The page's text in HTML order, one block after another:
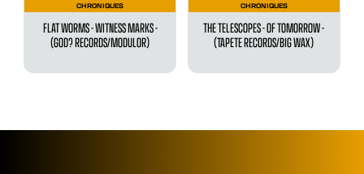
CHRONIQUES
FLAT WORMS - WITNESS MARKS -
(GOD? RECORDS/MODULOR)
CHRONIQUES
THE TELESCOPES - OF TOMORROW -
(TAPETE RECORDS/BIG WAX)